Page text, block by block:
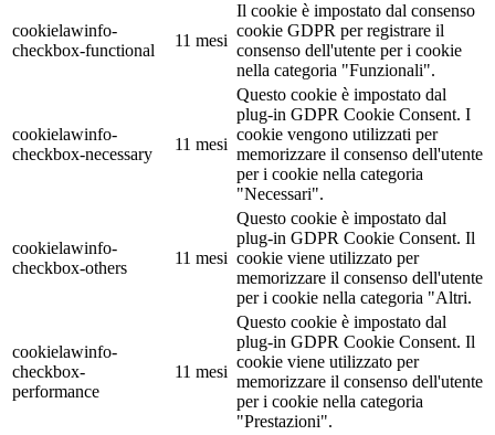
cookielawinfo-
checkbox-functional
11 mesi
Il cookie è impostato dal consenso
cookie GDPR per registrare il
consenso dell'utente per i cookie
nella categoria "Funzionali".
cookielawinfo-
checkbox-necessary
11 mesi
Questo cookie è impostato dal
plug-in GDPR Cookie Consent. I
cookie vengono utilizzati per
memorizzare il consenso dell'utente
per i cookie nella categoria
"Necessari".
cookielawinfo-
checkbox-others
11 mesi
Questo cookie è impostato dal
plug-in GDPR Cookie Consent. Il
cookie viene utilizzato per
memorizzare il consenso dell'utente
per i cookie nella categoria "Altri.
cookielawinfo-
checkbox-
performance
11 mesi
Questo cookie è impostato dal
plug-in GDPR Cookie Consent. Il
cookie viene utilizzato per
memorizzare il consenso dell'utente
per i cookie nella categoria
"Prestazioni".